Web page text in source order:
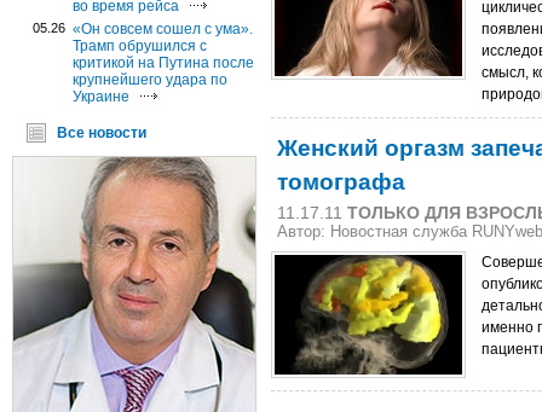
во время рейса
05.26 «Он совсем сошел с ума».
Трамп обрушился с
критикой на Путина после
крупнейшего удара по
Украине
Все новости
смысл,
Женский оргазм
томографа
11.17.11 ТОЛЬКО ДЛЯ
Автор: Новостная служба RUNYweb
именно